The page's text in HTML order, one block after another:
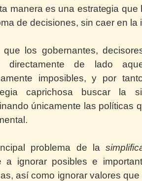
manera es una estrategia
de decisiones, sin caer en la
que los gobernantes,
directamente de lado
imposibles, y por
caprichosa buscar la
únicamente las políticas
problema de la
a ignorar posibles e
así como ignorar valores